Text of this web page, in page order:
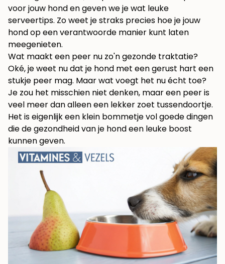
voor jouw hond en geven we je wat leuke
serveertips. Zo weet je straks precies hoe je jouw
hond op een verantwoorde manier kunt laten
meegenieten.
Wat maakt een peer nu zo'n gezonde traktatie?
Oké, je weet nu dat je hond met een gerust hart een
stukje peer mag. Maar wat voegt het nu écht toe?
Je zou het misschien niet denken, maar een peer is
veel meer dan alleen een lekker zoet tussendoortje.
Het is eigenlijk een klein bommetje vol goede dingen
die de gezondheid van je hond een leuke boost
kunnen geven.